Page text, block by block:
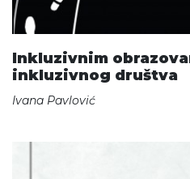
Inkluzivnim
inkluzivnog društva
Ivana Pavlović